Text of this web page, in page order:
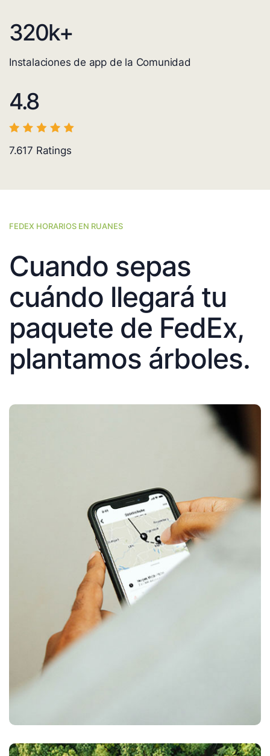
320k+
Instalaciones de app de la Comunidad
4.8
7.617 Ratings
FEDEX HORARIOS EN RUANES
Cuando sepas
cuándo llegará tu
paquete de FedEx,
plantamos árboles.